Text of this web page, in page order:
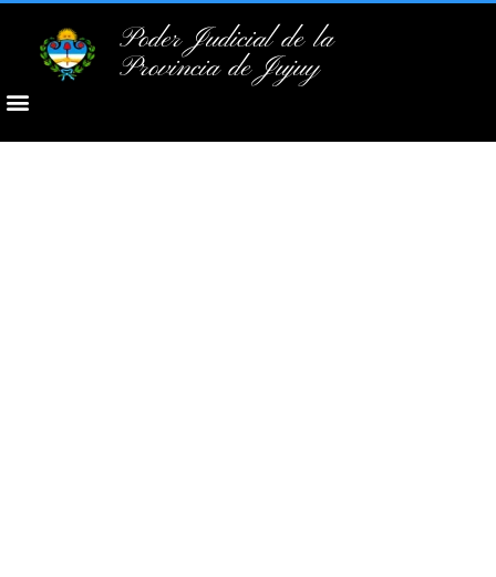
Poder Judicial de la
Provincia de Jujuy